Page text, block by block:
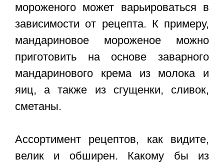
мороженого может варьироваться в
зависимости от рецепта. К примеру,
мандариновое мороженое можно
приготовить на основе заварного
мандаринового крема из молока и
яиц, а также из сгущенки, сливок,
сметаны.
Ассортимент рецептов, как видите,
велик и обширен. Какому бы из